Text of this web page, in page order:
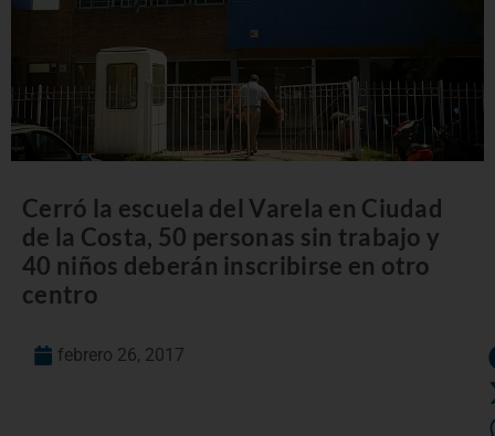
Cerró la escuela del Varela en Ciudad
de la Costa, 50 personas sin trabajo y
40 niños deberán inscribirse en otro
centro
febrero 26, 2017